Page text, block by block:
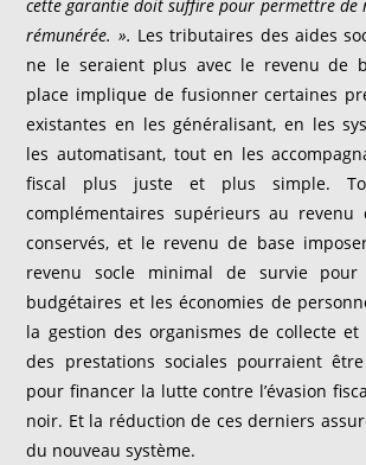
cette garantie doit suffire pour permettre de
rémunérée. ». Les tributaires des aides
ne le seraient plus avec le revenu de
place implique de fusionner certaines
existantes en les généralisant, en les
les automatisant, tout en les
fiscal plus juste et plus simple.
complémentaires supérieurs au revenu
conservés, et le revenu de base
revenu socle minimal de survie pour
budgétaires et les économies de
la gestion des organismes de collecte
des prestations sociales pourraient
pour financer la lutte contre l’évasion
noir. Et la réduction de ces derniers
du nouveau système.